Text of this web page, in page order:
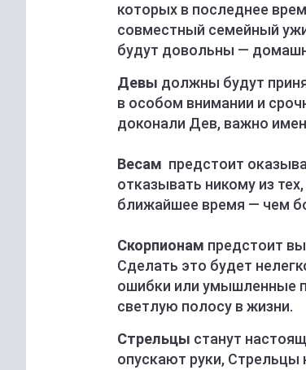
которых в последнее
совместный семейный
будут довольны —
Девы должны будут
в особом внимании и
доконали Дев, важно
Весам предстоит
отказывать никому из
ближайшее время — чем
Скорпионам предстоит
Сделать это будет
ошибки или умышленные
светлую полосу в жизни.
Стрельцы станут
опускают руки, Стрельцы